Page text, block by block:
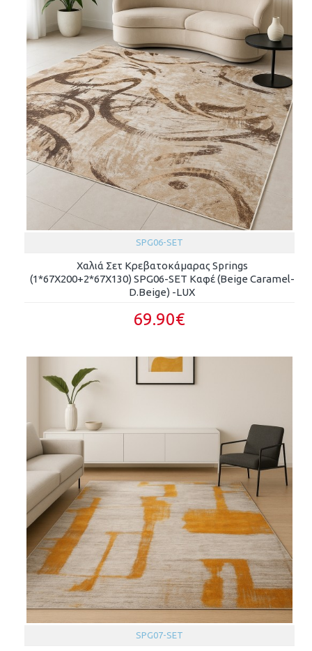
SPG06-SET
Χαλιά Σετ Κρεβατοκάμαρας Springs
(1*67X200+2*67X130) SPG06-SET Καφέ (Beige Caramel-
D.Beige) -LUX
69.90€
SPG07-SET